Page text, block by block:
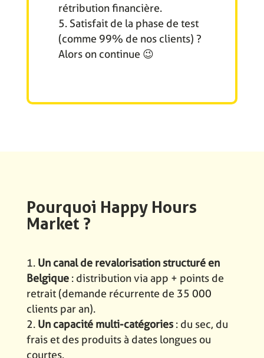
rétribution financière.
Satisfait de la phase de test
(comme 99% de nos clients) ?
Alors on continue 😉
Pourquoi Happy Hours
Market ?
Un canal de revalorisation structuré en
Belgique: distribution via app + points de
retrait (demande récurrente de 35 000
clients par an).
Un capacité multi-catégories: du sec, du
frais et des produits à dates longues ou
courtes.